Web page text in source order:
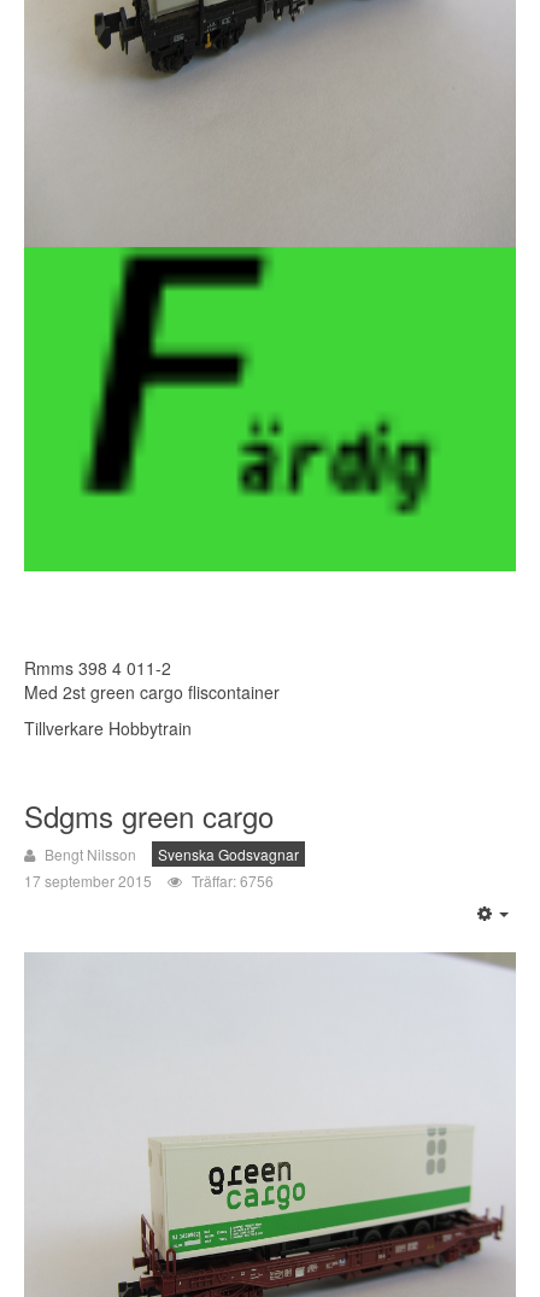
Rmms 398 4 011-2
Med 2st green cargo fliscontainer
Tillverkare Hobbytrain
Sdgms green cargo
Bengt Nilsson
Svenska Godsvagnar
17 september 2015
Träffar: 6756